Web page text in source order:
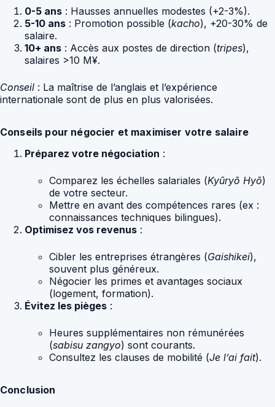
0-5 ans : Hausses annuelles modestes (+2-3%).
5-10 ans : Promotion possible (kacho), +20-30% de
salaire.
10+ ans : Accès aux postes de direction (tripes),
salaires >10 M¥.
Conseil : La maîtrise de l’anglais et l’expérience
internationale sont de plus en plus valorisées.
Conseils pour négocier et maximiser votre salaire
Préparez votre négociation :
Comparez les échelles salariales (Kyūryō Hyō)
de votre secteur.
Mettre en avant des compétences rares (ex :
connaissances techniques bilingues).
Optimisez vos revenus :
Cibler les entreprises étrangères (Gaishikei),
souvent plus généreux.
Négocier les primes et avantages sociaux
(logement, formation).
Évitez les pièges :
Heures supplémentaires non rémunérées
(sabisu zangyo) sont courants.
Consultez les clauses de mobilité (Je l’ai fait).
Conclusion